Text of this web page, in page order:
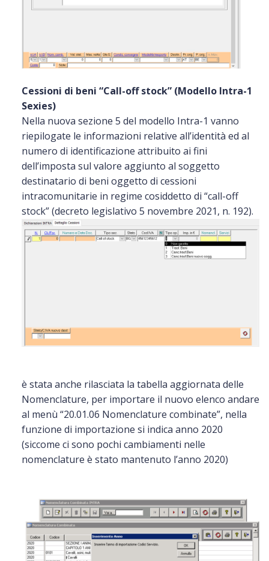
Cessioni di beni “Call-off stock” (Modello Intra-1
Sexies)
Nella nuova sezione 5 del modello Intra-1 vanno
riepilogate le informazioni relative all’identità ed al
numero di identificazione attribuito ai fini
dell’imposta sul valore aggiunto al soggetto
destinatario di beni oggetto di cessioni
intracomunitarie in regime cosiddetto di “call-off
stock” (decreto legislativo 5 novembre 2021, n. 192).
è stata anche rilasciata la tabella aggiornata delle
Nomenclature, per importare il nuovo elenco andare
al menù “20.01.06 Nomenclature combinate”, nella
funzione di importazione si indica anno 2020
(siccome ci sono pochi cambiamenti nelle
nomenclature è stato mantenuto l’anno 2020)